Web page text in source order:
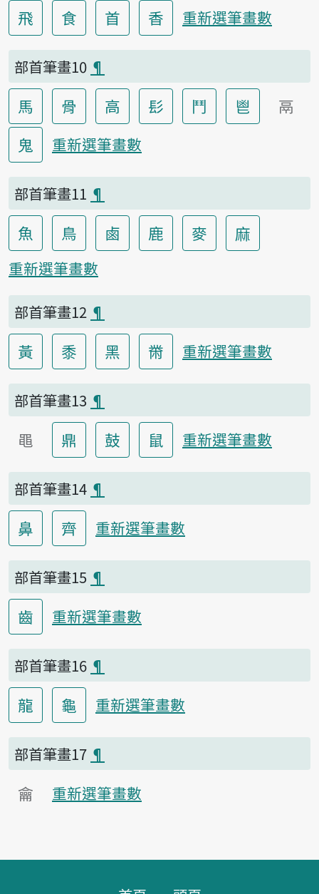
飛
食 首 香 重新選筆畫數
部首筆畫10 ¶
馬 骨 高 髟 鬥 鬯
鬲
鬼
重新選筆畫數
部首筆畫11 ¶
魚 鳥 鹵 鹿 麥 麻
重新選筆畫數
部首筆畫12 ¶
黃 黍 黑 黹 重新選筆畫數
部首筆畫13 ¶
黽 鼎 鼓 鼠 重新選筆畫數
部首筆畫14 ¶
鼻 齊 重新選筆畫數
部首筆畫15 ¶
齒 重新選筆畫數
部首筆畫16 ¶
龍 龜 重新選筆畫數
部首筆畫17 ¶
龠 重新選筆畫數